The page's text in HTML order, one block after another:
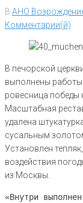
В АНО
Комментарии(й)
В печорской
выполнены работы
ровесница победы
Масштабная
удалена
сусальным
Установлен
воздействия
из Москвы.
«Внутри